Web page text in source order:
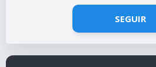
SEGUIR